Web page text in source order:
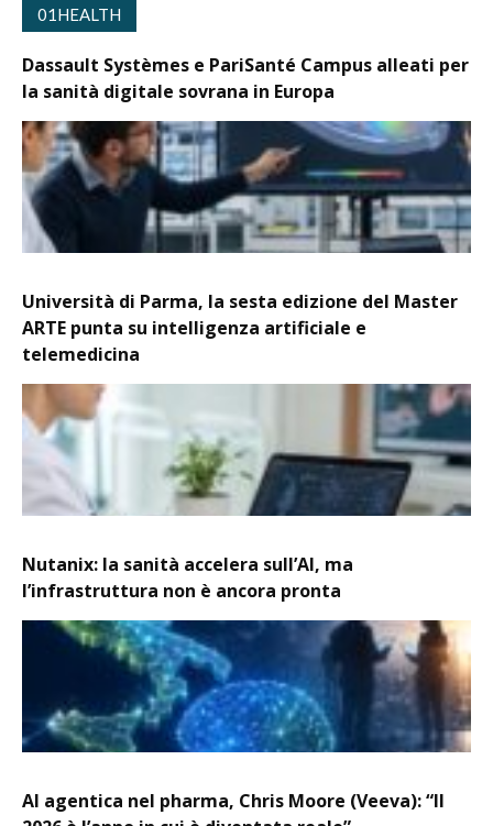
01HEALTH
Dassault Systèmes e PariSanté Campus alleati per
la sanità digitale sovrana in Europa
Università di Parma, la sesta edizione del Master
ARTE punta su intelligenza artificiale e
telemedicina
Nutanix: la sanità accelera sull’AI, ma
l’infrastruttura non è ancora pronta
AI agentica nel pharma, Chris Moore (Veeva): “Il